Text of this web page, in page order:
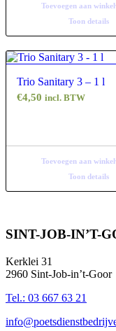
Toevoegen aan
Toon details
Trio Sanitary 3 – 1 l
€4,50 incl. BTW
Toevoegen aan
Toon details
SINT-JOB-IN’T-
Kerklei 31
2960 Sint-Job-in’t-Goor
Tel.: 03 667 63 21